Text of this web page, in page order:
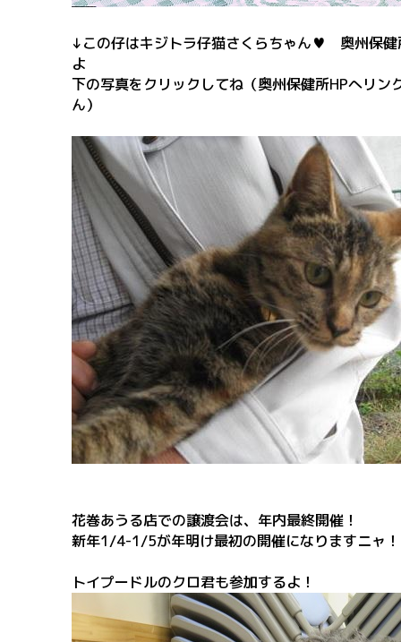
↓この仔はキジトラ仔猫さくらちゃん♥ 奥州保健
よ
下の写真をクリックしてね（奥州保健所HPへリン
ん）
花巻あうる店での譲渡会は、年内最終開催！
新年1/4-1/5が年明け最初の開催になりますニャ！
トイプードルのクロ君も参加するよ！